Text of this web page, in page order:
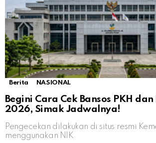
Berita NASIONAL
Begini Cara Cek Bansos PKH dan
2026, Simak Jadwalnya!
Pengecekan dilakukan di situs resmi
menggunakan NIK